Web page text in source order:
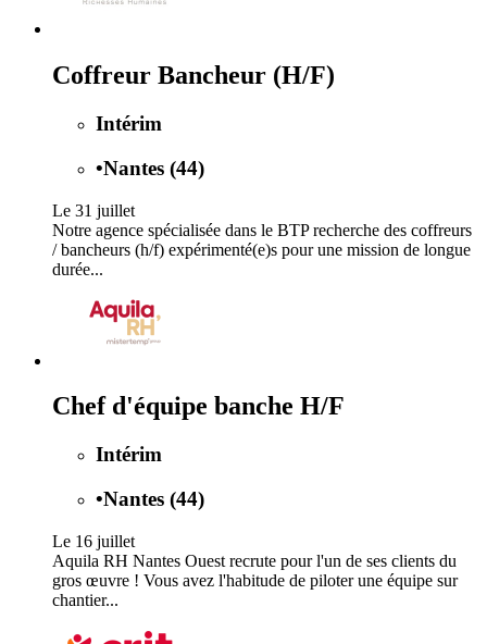
Coffreur Bancheur (H/F)
Intérim
•Nantes (44)
Le 31 juillet
Notre agence spécialisée dans le BTP recherche des coffreurs
/ bancheurs (h/f) expérimenté(e)s pour une mission de longue
durée...
Chef d'équipe banche H/F
Intérim
•Nantes (44)
Le 16 juillet
Aquila RH Nantes Ouest recrute pour l'un de ses clients du
gros œuvre ! Vous avez l'habitude de piloter une équipe sur
chantier...